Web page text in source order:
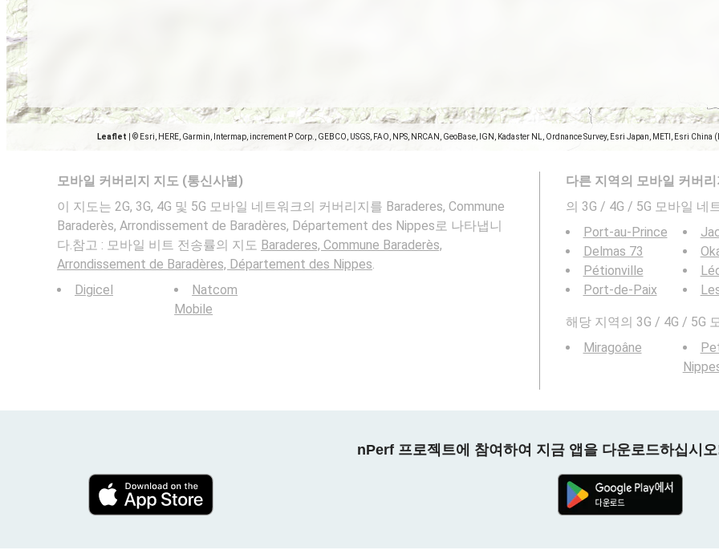
Leaflet © Esri, HERE, Garmin, Intermap, increment P Corp., GEBCO, USGS, FAO, NPS, NRCAN, GeoBase, IGN, Kadaster NL, Ordnance Survey, Esri Japan, METI, Esri
모바일 커버리지 지도 (통신사별)
이 지도는 2G, 3G, 4G 및 5G 모바일 네트워크의 커버리지를 Baraderes, Commune
Baraderès, Arrondissement de Baradères, Département des Nippes로 나타냅니
다.참고 : 모바일 비트 전송률의 지도 Baraderes, Commune Baraderès,
Arrondissement de Baradères, Département des Nippes.
Digicel
Natcom
Mobile
다른 지역의 모바일 커버
의 3G / 4G / 5G 모바일 네
Port-au-Prince
Delmas 73
Pétionville
Port-de-Paix
해당 지역의 3G / 4G / 5G
Miragoâne
nPerf 프로젝트에 참여하여 지금 앱을 다운로드하십시